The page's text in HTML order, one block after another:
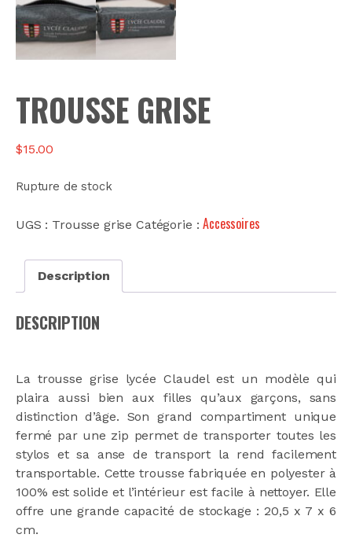
TROUSSE GRISE
$15.00
Rupture de stock
UGS : Trousse grise Catégorie :Accessoires
Description
DESCRIPTION
La trousse grise lycée Claudel est un modèle qui
plaira aussi bien aux filles qu’aux garçons, sans
distinction d’âge. Son grand compartiment unique
fermé par une zip permet de transporter toutes les
stylos et sa anse de transport la rend facilement
transportable. Cette trousse fabriquée en polyester à
100% est solide et l’intérieur est facile à nettoyer. Elle
offre une grande capacité de stockage : 20,5 x 7 x 6
cm.